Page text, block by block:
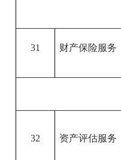
31 财产保险服务
32 资产评估服务